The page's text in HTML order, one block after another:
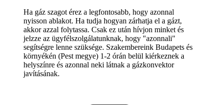
Ha gáz szagot érez a legfontosabb, hogy azonnal
nyisson ablakot. Ha tudja hogyan zárhatja el a gázt,
akkor azzal folytassa. Csak ez után hívjon minket és
jelzze az ügyfélszolgálatunknak, hogy "azonnali"
segítségre lenne szüksége. Szakembereink Budapets és
környékén (Pest megye) 1-2 órán belül kiérkeznek a
helyszínre és azonnal neki látnak a gázkonvektor
javításának.